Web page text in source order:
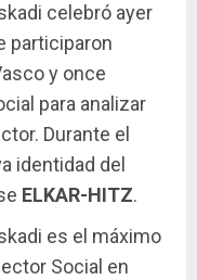
celebró ayer
participaron
y once
para analizar
Durante el
identidad del
ELKAR-HITZ.
es el máximo
Social en